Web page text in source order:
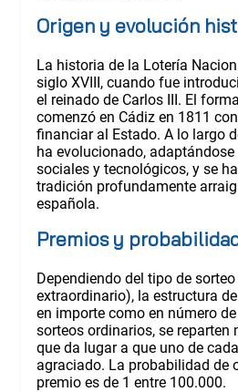
Origen y evolución
La historia de la Lotería
siglo XVIII, cuando fue
el reinado de Carlos III. El
comenzó en Cádiz en 1811
financiar al Estado. A lo largo
ha evolucionado,
sociales y tecnológicos, y se
tradición profundamente
española.
Premios y
Dependiendo del tipo de
extraordinario), la estructura
en importe como en número
sorteos ordinarios, se reparten
que da lugar a que uno de
agraciado. La probabilidad de
premio es de 1 entre 100.000.